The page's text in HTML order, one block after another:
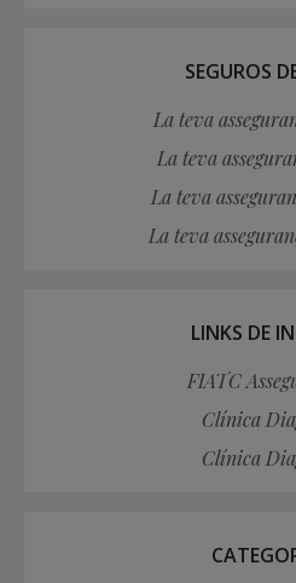
SEGUROS
La teva
La teva
La teva
La teva
LINKS DE
FIATC
Clínica
Clínica